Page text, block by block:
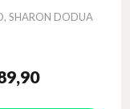
SHARON DODUA
,90